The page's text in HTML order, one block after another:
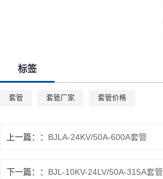
标签
套管 套管厂家 套管价格
上一篇： BJLA-24KV/50A-600A套管
下一篇： BJL-10KV-24LV/50A-315A套管